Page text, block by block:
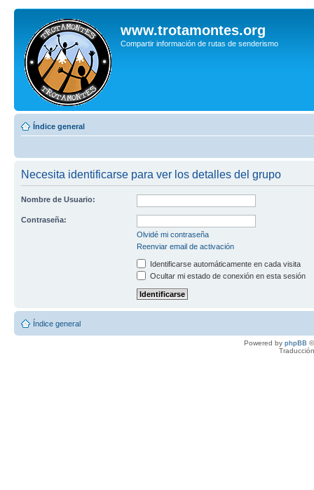
www.trotamontes.org
Compartir información de rutas de senderismo
Índice general
Necesita identificarse para ver los detalles del grupo
Nombre de Usuario:
Contraseña:
Olvidé mi contraseña
Reenviar email de activación
Identificarse automáticamente en cada visita
Ocultar mi estado de conexión en esta sesión
Índice general
Powered by phpBB